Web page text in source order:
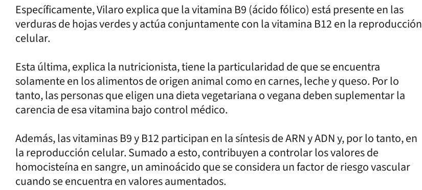
Específicamente, Vilaro explica que la vitamina B9 (ácido fólico) está presente en las
verduras de hojas verdes y actúa conjuntamente con la vitamina B12 en la reproducción
celular.
Esta última, explica la nutricionista, tiene la particularidad de que se encuentra
solamente en los alimentos de origen animal como en carnes, leche y queso. Por lo
tanto, las personas que eligen una dieta vegetariana o vegana deben suplementar la
carencia de esa vitamina bajo control médico.
Además, las vitaminas B9 y B12 participan en la síntesis de ARN y ADN y, por lo tanto, en
la reproducción celular. Sumado a esto, contribuyen a controlar los valores de
homocisteína en sangre, un aminoácido que se considera un factor de riesgo vascular
cuando se encuentra en valores aumentados.